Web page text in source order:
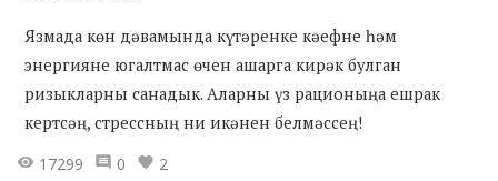
Язмада көн дәвамында күтәренке кәефне һәм
энергияне югалтмас өчен ашарга кирәк булган
ризыкларны санадык. Аларны үз рационыңа ешрак
кертсәң, стрессның ни икәнен белмәссең!
17299
0 2